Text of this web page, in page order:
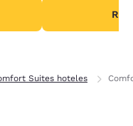
Suites hoteles